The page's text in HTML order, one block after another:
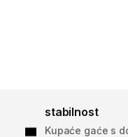
stabilnost
Kupaće gaće s